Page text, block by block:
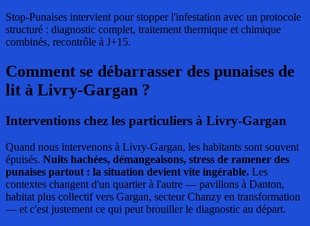
Stop-Punaises intervient pour stopper l'infestation avec un protocole
structuré : diagnostic complet, traitement thermique et chimique
combinés, recontrôle à J+15.
Comment se débarrasser des punaises de
lit à Livry-Gargan ?
Interventions chez les particuliers à Livry-Gargan
Quand nous intervenons à Livry-Gargan, les habitants sont souvent
épuisés. Nuits hachées, démangeaisons, stress de ramener des
punaises partout : la situation devient vite ingérable. Les
contextes changent d'un quartier à l'autre — pavillons à Danton,
habitat plus collectif vers Gargan, secteur Chanzy en transformation
— et c'est justement ce qui peut brouiller le diagnostic au départ.